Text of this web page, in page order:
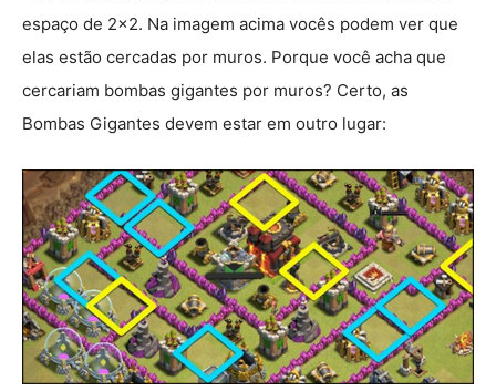
espaço de 2×2. Na imagem acima vocês podem ver que
elas estão cercadas por muros. Porque você acha que
cercariam bombas gigantes por muros? Certo, as
Bombas Gigantes devem estar em outro lugar: